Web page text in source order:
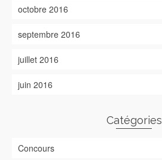
octobre 2016
septembre 2016
juillet 2016
juin 2016
Catégories
Concours